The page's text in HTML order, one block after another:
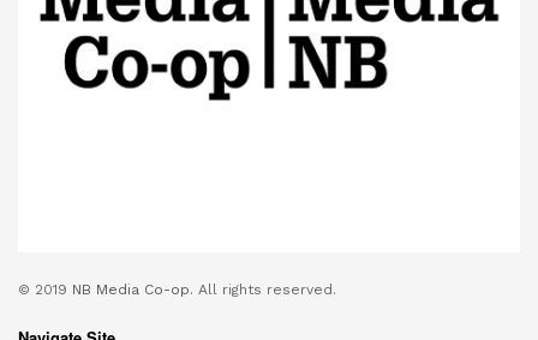
© 2019 NB Media Co-op. All rights reserved.